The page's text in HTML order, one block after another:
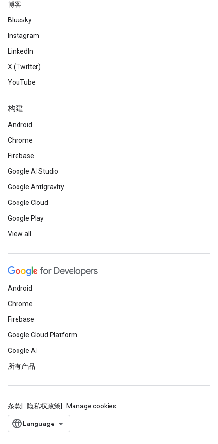
博客
Bluesky
Instagram
LinkedIn
X (Twitter)
YouTube
构建
Android
Chrome
Firebase
Google AI Studio
Google Antigravity
Google Cloud
Google Play
View all
Android
Chrome
Firebase
Google Cloud Platform
Google AI
所有产品
条款 隐私权政策 Manage cookies